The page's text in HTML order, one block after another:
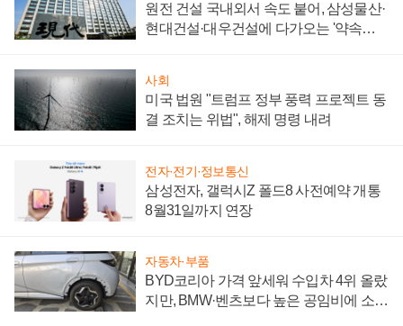
원전 건설 국내외서 속도 붙어, 삼성물산·
현대건설·대우건설에 다가오는 '약속의
사회
미국 법원 "트럼프 정부 풍력 프로젝트 동
결 조치는 위법", 해제 명령 내려
전자·전기·정보통신
삼성전자, 갤럭시Z 폴드8 사전예약 개통
8월31일까지 연장
자동차·부품
BYD코리아 가격 앞세워 수입차 4위 올랐
지만, BMW·벤츠보다 높은 공임비에 소비